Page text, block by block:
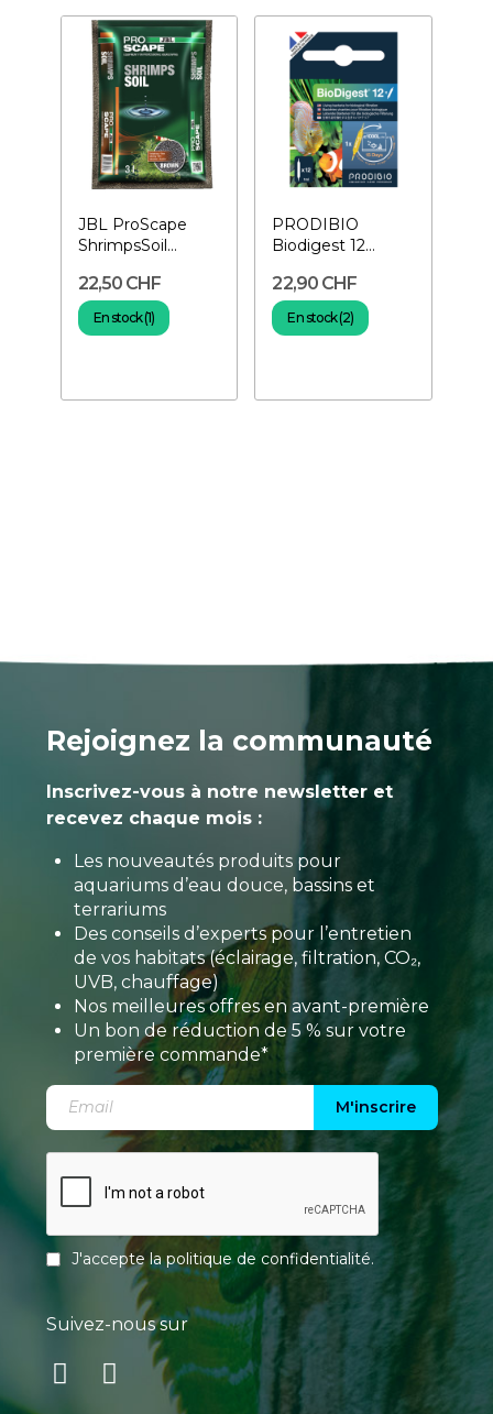
JBL ProScape
ShrimpsSoil
technique pour...
22,50 CHF
En stock (1)
PRODIBIO
Biodigest 12
Bactéries pour
aquarium
22,90 CHF
En stock (2)
Rejoignez la communauté
Inscrivez-vous à notre newsletter et
recevez chaque mois :
Les nouveautés produits pour
aquariums d’eau douce, bassins et
terrariums
Des conseils d’experts pour l’entretien
de vos habitats (éclairage, filtration, CO₂,
UVB, chauffage)
Nos meilleures offres en avant-première
Un bon de réduction de 5 % sur votre
première commande*
M'inscrire
J'accepte lapolitique de confidentialité.
Suivez-nous sur